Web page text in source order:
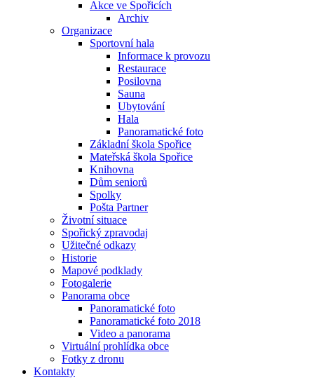
Akce ve Spořicích
Archiv
Organizace
Sportovní hala
Informace k provozu
Restaurace
Posilovna
Sauna
Ubytování
Hala
Panoramatické foto
Základní škola Spořice
Mateřská škola Spořice
Knihovna
Dům seniorů
Spolky
Pošta Partner
Životní situace
Spořický zpravodaj
Užitečné odkazy
Historie
Mapové podklady
Fotogalerie
Panorama obce
Panoramatické foto
Panoramatické foto 2018
Video a panorama
Virtuální prohlídka obce
Fotky z dronu
Kontakty